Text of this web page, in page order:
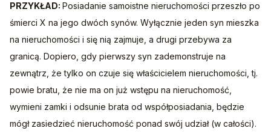
PRZYKŁAD: Posiadanie samoistne nieruchomości przeszło po
śmierci X na jego dwóch synów. Wyłącznie jeden syn mieszka
na nieruchomości i się nią zajmuje, a drugi przebywa za
granicą. Dopiero, gdy pierwszy syn zademonstruje na
zewnątrz, że tylko on czuje się właścicielem nieruchomości, tj.
powie bratu, że nie ma on już wstępu na nieruchomość,
wymieni zamki i odsunie brata od współposiadania, będzie
mógł zasiedzieć nieruchomość ponad swój udział (w całości).